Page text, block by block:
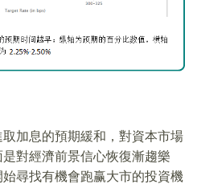
加息的預期緩和，對資本市場
對經濟前景信心恢復漸趨樂
尋找有機會跑赢大市的投資機